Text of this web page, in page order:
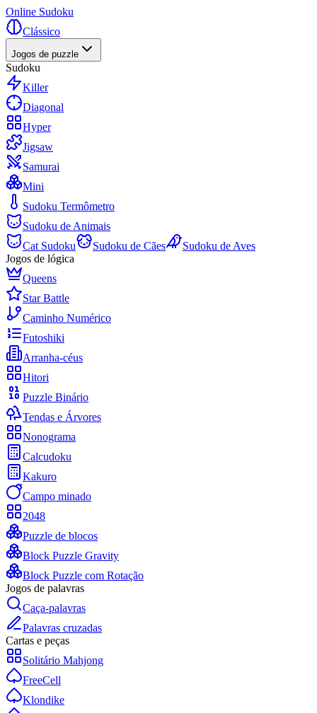
Online Sudoku
Clássico
Jogos de puzzle
Sudoku
Killer
Diagonal
Hyper
Jigsaw
Samurai
Mini
Sudoku Termômetro
Sudoku de Animais
Cat Sudoku
Sudoku de Cães
Sudoku de Aves
Jogos de lógica
Queens
Star Battle
Caminho Numérico
Futoshiki
Arranha-céus
Hitori
Puzzle Binário
Tendas e Árvores
Nonograma
Calcudoku
Kakuro
Campo minado
2048
Puzzle de blocos
Block Puzzle Gravity
Block Puzzle com Rotação
Jogos de palavras
Caça-palavras
Palavras cruzadas
Cartas e peças
Solitário Mahjong
FreeCell
Klondike